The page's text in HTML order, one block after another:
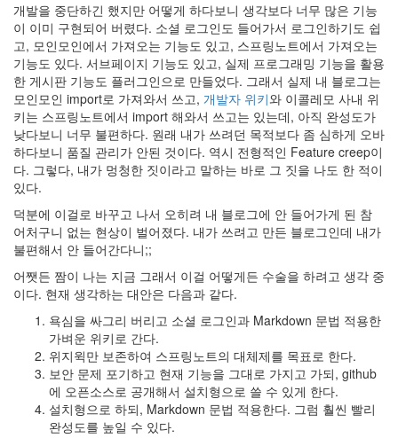
개발을 중단하긴 했지만 어떻게 하다보니 생각보다 너무 많은 기능
이 이미 구현되어 버렸다. 소셜 로그인도 들어가서 로그인하기도 쉽
고, 모인모인에서 가져오는 기능도 있고, 스프링노트에서 가져오는
기능도 있다. 서브페이지 기능도 있고, 실제 프로그래밍 기능을 활용
한 게시판 기능도 플러그인으로 만들었다. 그래서 실제 내 블로그는
모인모인 import로 가져와서 쓰고, 개발자 위키와 이콜레모 사내 위
키는 스프링노트에서 import 해와서 쓰고는 있는데, 아직 완성도가
낮다보니 너무 불편하다. 원래 내가 쓰려던 목적보다 좀 심하게 오바
하다보니 품질 관리가 안된 것이다. 역시 전형적인 Feature creep이
다. 그렇다, 내가 멍청한 짓이라고 말하는 바로 그 짓을 나도 한 적이
있다.
덕분에 이걸로 바꾸고 나서 오히려 내 블로그에 안 들어가게 된 참
어처구니 없는 현상이 벌어졌다. 내가 쓰려고 만든 블로그인데 내가
불편해서 안 들어간다니;;
어쨋든 짬이 나는 지금 그래서 이걸 어떻게든 수술을 하려고 생각 중
이다. 현재 생각하는 대안은 다음과 같다.
욕심을 싸그리 버리고 소셜 로그인과 Markdown 문법 적용한
가벼운 위키로 간다.
위지윅만 보존하여 스프링노트의 대체제를 목표로 한다.
보안 문제 포기하고 현재 기능을 그대로 가지고 가되, github
에 오픈소스로 공개해서 설치형으로 쓸 수 있게 한다.
설치형으로 하되, Markdown 문법 적용한다. 그럼 훨씬 빨리
완성도를 높일 수 있다.